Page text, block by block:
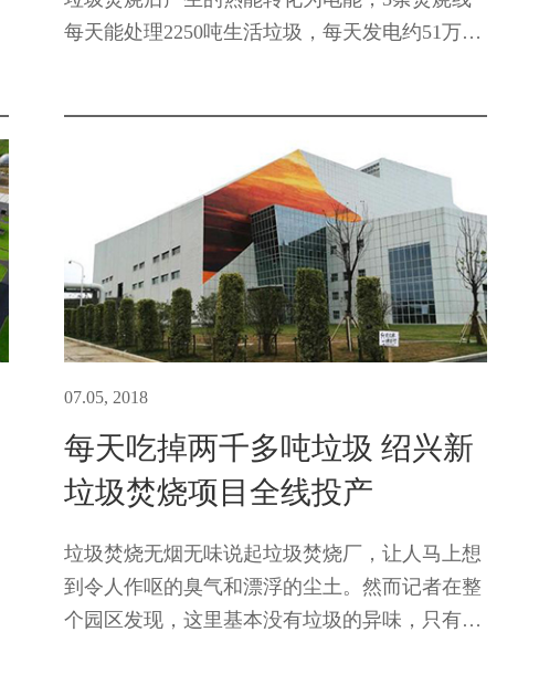
每天能处理2250吨生活垃圾，每天发电约51万
07.05, 2018
每天吃掉两千多吨垃圾 绍兴新
垃圾焚烧项目全线投产
垃圾焚烧无烟无味说起垃圾焚烧厂，让人马上想
到令人作呕的臭气和漂浮的尘土。然而记者在整
个园区发现，这里基本没有垃圾的异味，只有种